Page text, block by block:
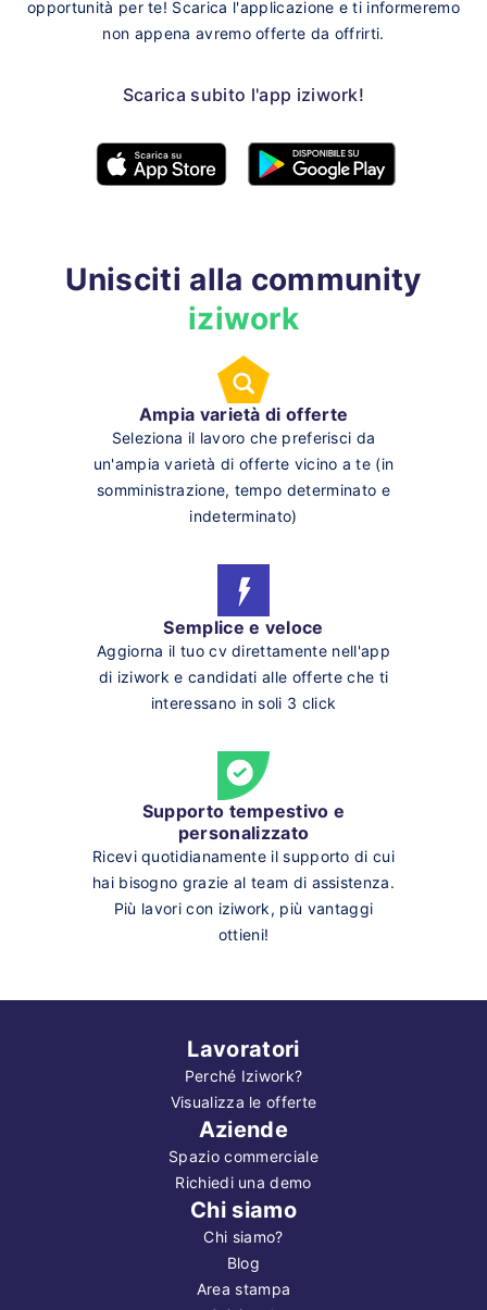
opportunità per te! Scarica l'applicazione e ti informeremo
non appena avremo offerte da offrirti.
Scarica subito l'app iziwork!
Unisciti alla community
iziwork
Ampia varietà di offerte
Seleziona il lavoro che preferisci da
un'ampia varietà di offerte vicino a te (in
somministrazione, tempo determinato e
indeterminato)
Semplice e veloce
Aggiorna il tuo cv direttamente nell'app
di iziwork e candidati alle offerte che ti
interessano in soli 3 click
Supporto tempestivo e
personalizzato
Ricevi quotidianamente il supporto di cui
hai bisogno grazie al team di assistenza.
Più lavori con iziwork, più vantaggi
ottieni!
Lavoratori
Perché Iziwork?
Visualizza le offerte
Aziende
Spazio commerciale
Richiedi una demo
Chi siamo
Chi siamo?
Blog
Area stampa